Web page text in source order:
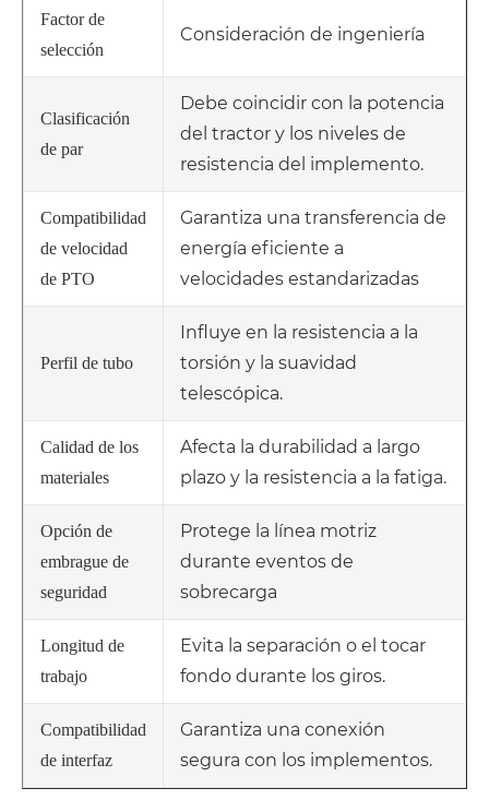
Factor de
selección
Consideración de ingeniería
Clasificación
de par
Debe coincidir con la potencia
del tractor y los niveles de
resistencia del implemento.
Compatibilidad
de velocidad
de PTO
Garantiza una transferencia de
energía eficiente a
velocidades estandarizadas
Perfil de tubo
Influye en la resistencia a la
torsión y la suavidad
telescópica.
Calidad de los
materiales
Afecta la durabilidad a largo
plazo y la resistencia a la fatiga.
Opción de
embrague de
seguridad
Protege la línea motriz
durante eventos de
sobrecarga
Longitud de
trabajo
Evita la separación o el tocar
fondo durante los giros.
Compatibilidad
de interfaz
Garantiza una conexión
segura con los implementos.